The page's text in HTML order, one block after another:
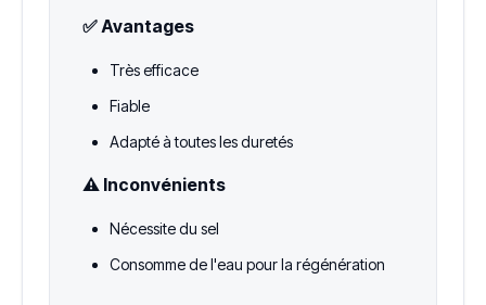
✅ Avantages
Très efficace
Fiable
Adapté à toutes les duretés
⚠️ Inconvénients
Nécessite du sel
Consomme de l'eau pour la régénération